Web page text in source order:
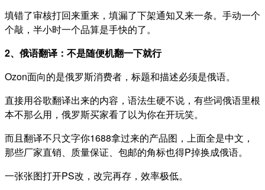
填错了审核打回来重来，填漏了下架通知又来一条。手动一个
个敲，半小时一个品算是手快的了。
2、俄语翻译：不是随便机翻一下就行
Ozon面向的是俄罗斯消费者，标题和描述必须是俄语。
直接用谷歌翻译出来的内容，语法生硬不说，有些词俄语里根
本不那么用，俄罗斯买家看了以为你在开玩笑。
而且翻译不只文字你1688拿过来的产品图，上面全是中文，
那些厂家直销、质量保证、包邮的角标也得P掉换成俄语。
一张张图打开PS改，改完再存，效率极低。